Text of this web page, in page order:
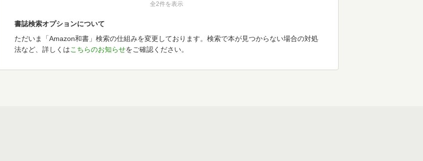
全2件を表示
書誌検索オプションについて
ただいま「Amazon和書」検索の仕組みを変更しております。検索で本が見つからない場合の対処
法など、詳しくはこちらのお知らせをご確認ください。